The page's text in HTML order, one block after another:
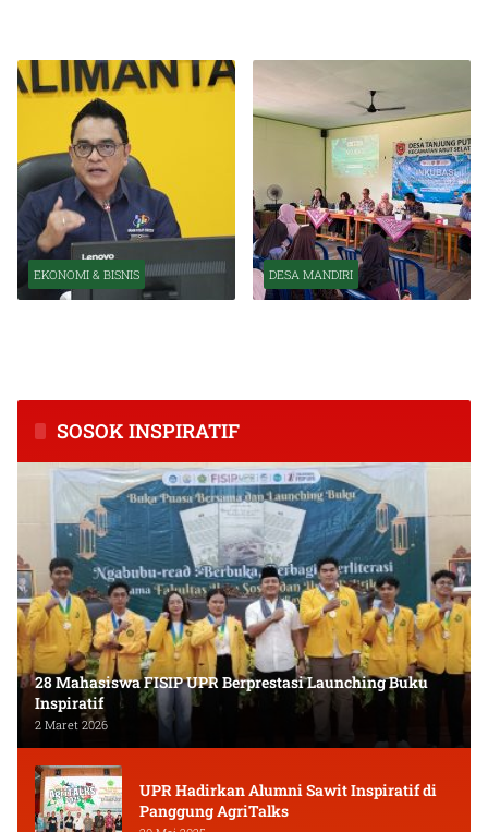
EKONOMI & BISNIS DESA MANDIRI
SOSOK INSPIRATIF
28 Mahasiswa FISIP UPR Berprestasi Launching Buku
Inspiratif
2 Maret 2026
UPR Hadirkan Alumni Sawit Inspiratif di
Panggung AgriTalks